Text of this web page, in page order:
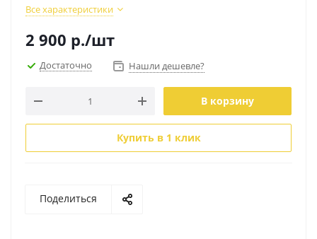
Все характеристики
2 900 р./шт
Достаточно Нашли дешевле?
В корзину
Купить в 1 клик
Поделиться